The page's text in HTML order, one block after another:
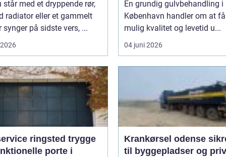
står med et dryppende rør,
radiator eller et gammelt
synger på sidste vers, ...
En grundig gulvbehandling i
København handler om at
mulig kvalitet og levetid u...
04 juni 2026
ringsted trygge
porte i
Krankørsel odense sikre løft
til byggepladser og